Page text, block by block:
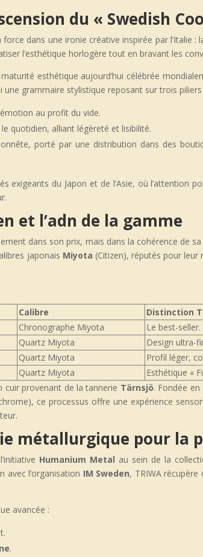
du « Swedish
dans une ironie créative inspirée par l’Italie
l’esthétique horlogère tout en bravant les
esthétique aujourd’hui célébrée
grammaire stylistique reposant sur trois piliers
au profit du vide.
quotidien, alliant légèreté et lisibilité.
porté par une distribution dans des
exigeants du Japon et de l’Asie, où l’attention
et l’adn de la gamme
dans son prix, mais dans la cohérence de
japonais Miyota (Citizen), réputés pour
Calibre
Distinction
Chronographe Miyota
Le best-
Quartz Miyota
Design ultra-
Quartz Miyota
Profil léger,
Quartz Miyota
Esthétique «
cuir provenant de la tannerie Tärnsjö. Fondée
ce processus offre une expérience
métallurgique pour la
Humanium Metal au sein de la
l’organisation IM Sweden, TRIWA
avancée :
.